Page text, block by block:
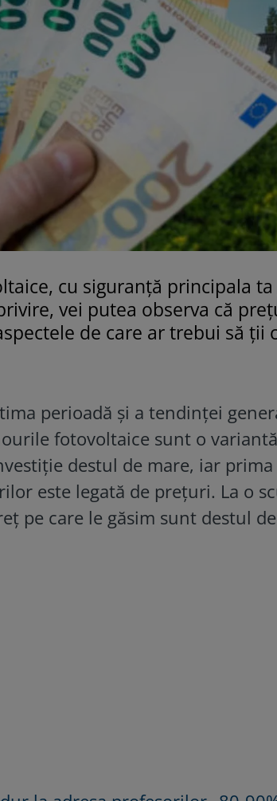
cu siguranță principala ta
vei putea observa că
de care ar trebui să ții
perioadă și a tendinței
fotovoltaice sunt o
destul de mare, iar prima
este legată de prețuri. La o
pe care le găsim sunt destul de